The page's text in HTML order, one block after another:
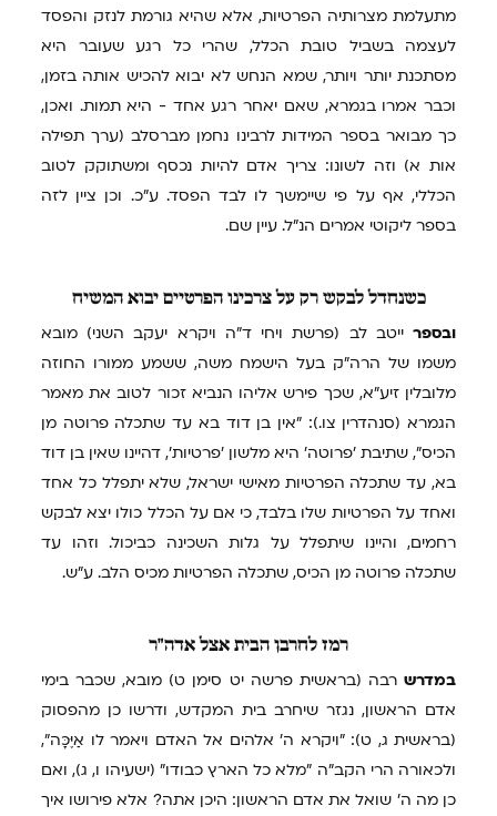
מתעלמת מצרותיה הפרטיות, אלא שהיא גורמת לנזק והפסד
לעצמה בשביל טובת הכלל, שהרי כל רגע שעובר היא
מסתכנת יותר ויותר, שמא הנחש לא יבוא להכיש אותה בזמן,
וכבר אמרו בגמרא, שאם יאחר רגע אחד - היא תמות. ואכן,
כך מבואר בספר המידות לרבינו נחמן מברסלב (ערך תפילה
אות א) וזה לשונו: צריך אדם להיות נכסף ומשתוקק לטוב
הכללי, אף על פי שיימשך לו לבד הפסד. ע"כ. וכן ציין לזה
בספר ליקוטי אמרים הנ"ל. עיין שם.
כשנחדל לבקש רק על צרכינו הפרטיים יבוא המשיח
ובספר ייטב לב (פרשת ויחי ד"ה ויקרא יעקב השני) מובא
משמו של הרה"ק בעל הישמח משה, ששמע ממורו החוזה
מלובלין זיע"א, שכך פירש אליהו הנביא זכור לטוב את מאמר
הגמרא (סנהדרין צו.): "אין בן דוד בא עד שתכלה פרוטה מן
הכיס", שתיבת 'פרוטה' היא מלשון 'פרטיות', דהיינו שאין בן דוד
בא, עד שתכלה הפרטיות מאישי ישראל, שלא יתפלל כל אחד
ואחד על הפרטיות שלו בלבד, כי אם על הכלל כולו יצא לבקש
רחמים, והיינו שיתפלל על גלות השכינה כביכול. וזהו עד
שתכלה פרוטה מן הכיס, שתכלה הפרטיות מכיס הלב. ע"ש.
רמז לחרבן הבית אצל אדה"ר
במדרש רבה (בראשית פרשה יט סימן ט) מובא, שכבר בימי
אדם הראשון, נגזר שיחרב בית המקדש, ודרשו כן מהפסוק
(בראשית ג, ט): "ויקרא ה' אלהים אל האדם ויאמר לו אַיֶּכָּה",
ולכאורה הרי הקב"ה "מלא כל הארץ כבודו" (ישעיהו ו, ג), ואם
כן מה ה' שואל את אדם הראשון: היכן אתה? אלא פירושו איך